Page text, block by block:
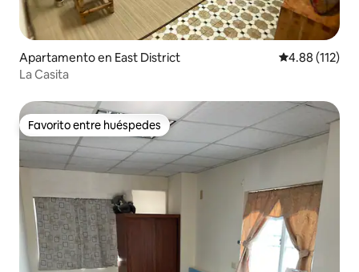
Apartamento en East District Calificación
4.88 (112)
La Casita
Favorito entre huéspedes
Favorito entre huéspedes